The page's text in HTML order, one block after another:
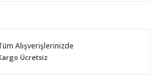
Alışverişlerinizde
Ücretsiz